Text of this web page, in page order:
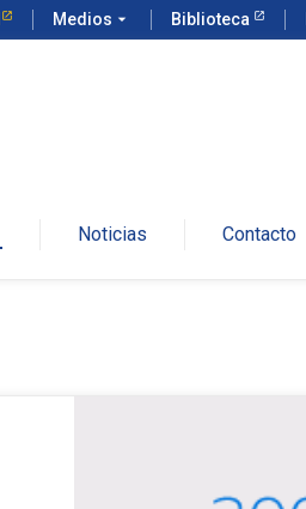
Medios arrow_drop_down Biblioteca
Noticias Contacto